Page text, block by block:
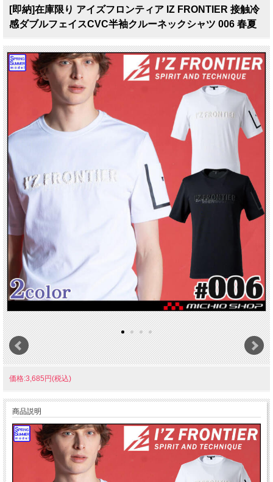
[即納]在庫限り アイズフロンティア IZ FRONTIER 接触冷
感ダブルフェイスCVC半袖クルーネックシャツ 006 春夏
価格:3,685円(税込)
商品説明